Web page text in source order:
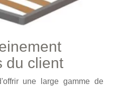
du client
une large gamme de